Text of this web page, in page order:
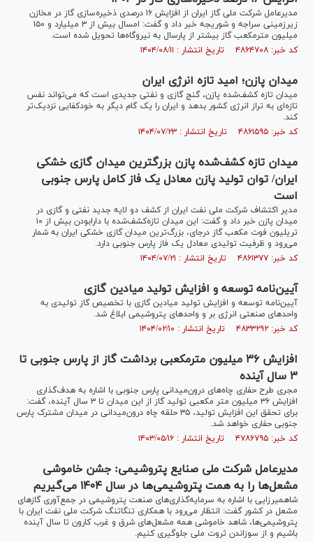
مدیرعامل شرکت ملی گاز ایران از افزایش ۱۶ درصدی ذخیره‌سازی گاز در مخازن
زیرزمینی سراجه و شوریجه خبر داد و گفت: امسال بیش از ۳ میلیارد و ۱۵۰
میلیون مترمکعب گاز بیشتر از پارسال به نیروگاه‌ها تحویل شده است.
کد خبر: ۴۸۶۴۷۰۸ تاریخ انتشار : ۱۴۰۴/۰۸/۱۱
میدان پازن؛ امید تازه انرژی ایران
میدان تازه کشف‌شده پازن، گنج گازی و نفتی جدیدی است که می‌تواند نفس
تازه‌ای به تراز انرژی کشور بدهد و ایران را یک گام دیگر به خودکفایی نزدیک‌تر
کند.
کد خبر: ۴۸۶۱۵۹۵ تاریخ انتشار : ۱۴۰۴/۰۷/۲۳
میدان تازه ‌کشف‌‌شده پازن بزرگترین میدان گازی خشکی
ایران/ توان تولید پازن معادل یک فاز کامل پارس جنوبی
است
مدیر اکتشاف شرکت ملی نفت ایران از کشف دو لایه جدید نفتی و گازی در
میدان پازن خبر داد و گفت: این میدان تازه‌کشف‌شده با دارابودن بیش از ۱۰
تریلیون فوت مکعب گاز درجای، بزرگ‌ترین میدان گازی خشکی ایران به شمار
می‌رود و ظرفیت تولیدی معادل یک فاز پارس جنوبی دارد.
کد خبر: ۴۸۶۱۳۷۷ تاریخ انتشار : ۱۴۰۴/۰۷/۲۱
آیین‌نامه توسعه و افزایش تولید میادین گازی
آیین‌نامه توسعه و افزایش تولید میادین گازی با تخصیص گاز تولیدی به
واحد‌های صنعتی انرژی بر و واحد‌های پتروشیمی ابلاغ شد.
کد خبر: ۴۸۳۳۲۹۲ تاریخ انتشار : ۱۴۰۴/۰۲/۱۰
افزایش ۳۶ میلیون مترمکعبی برداشت گاز از پارس جنوبی تا
۳ سال آینده
مجری طرح حفاری چاه‌های درون‌میدانی پارس جنوبی با اشاره به هدف‌گذاری
افزایش ۳۶ میلیون متر مکعبی تولید گاز از این میدان تا ۳ سال آینده، گفت:
برای تحقق این افزایش تولید، ۳۵ حلقه چاه درون‌میدانی در میدان مشترک پارس
جنوبی حفاری خواهد شد.
کد خبر: ۴۷۸۶۷۹۵ تاریخ انتشار : ۱۴۰۳/۰۵/۱۶
مدیرعامل شرکت ملی صنایع پتروشیمی: جشن خاموشی
مشعل‌ها را به همت پتروشیمی‌ها در سال ۱۴۰۴ می‌گیریم
شاهمیرزایی با اشاره به سرمایه‌گذاری‌های صنعت پتروشیمی در جمع‌آوری گاز‌های
مشعل در کشور گفت: انتظار می‌رود با همکاری تنگاتنگ شرکت ملی نفت ایران با
پتروشیمی‌ها، شاهد خاموشی همه مشعل‌های شرق و غرب کارون تا سال آینده
باشیم و از سوزاندن ثروت ملی جلوگیری کنیم.